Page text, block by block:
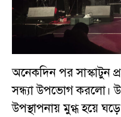
অনেকদিন পর সাস্কাটুন
সন্ধ্যা উপভোগ করলো।
উপস্থাপনায় মুগ্ধ হয়ে